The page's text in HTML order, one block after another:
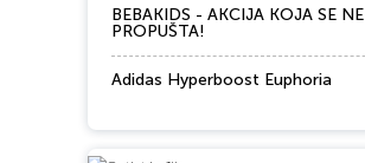
BEBAKIDS - AKCIJA KOJA SE NE
PROPUŠTA!
Adidas Hyperboost Euphoria